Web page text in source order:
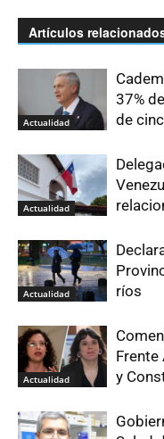
Artículos
Actualidad
37%
de
Actualidad
Actualidad
ríos
Actualidad
Frente
y